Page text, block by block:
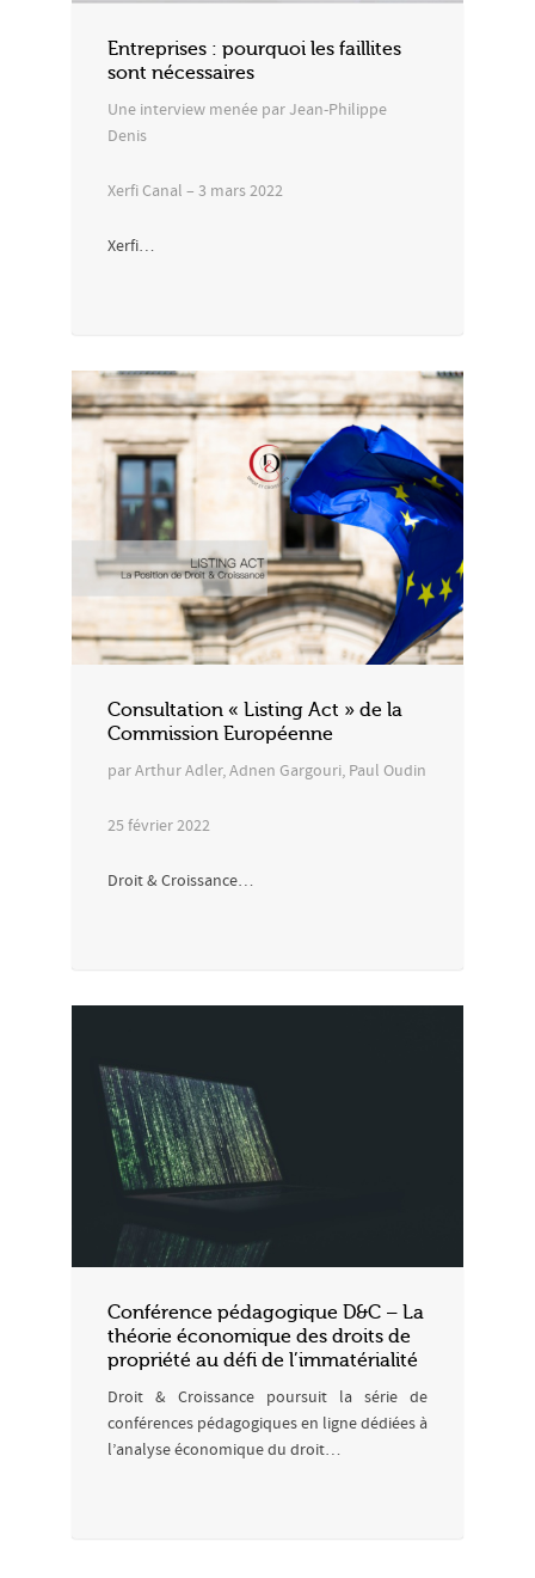
Entreprises : pourquoi les faillites
sont nécessaires
Une interview menée par Jean-Philippe
Denis
Xerfi Canal – 3 mars 2022
Xerfi…
Consultation « Listing Act » de la
Commission Européenne
par Arthur Adler, Adnen Gargouri, Paul Oudin
25 février 2022
Droit & Croissance…
Conférence pédagogique D&C – La
théorie économique des droits de
propriété au défi de l’immatérialité
Droit & Croissance poursuit la série de
conférences pédagogiques en ligne dédiées à
l’analyse économique du droit…